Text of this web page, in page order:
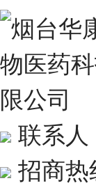
联系
招商